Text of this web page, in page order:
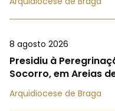
8 agosto 2026
Presidiu à
Socorro, em Areias
Arquidiocese de Braga